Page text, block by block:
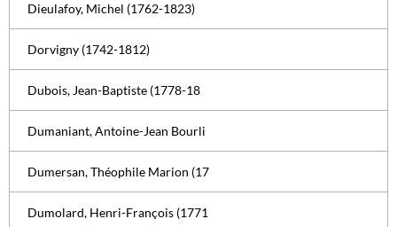
Dieulafoy, Michel (1762-1823)
Dorvigny (1742-1812)
Dubois, Jean-Baptiste (1778-18
Dumaniant, Antoine-Jean Bourli
Dumersan, Théophile Marion (17
Dumolard, Henri-François (1771